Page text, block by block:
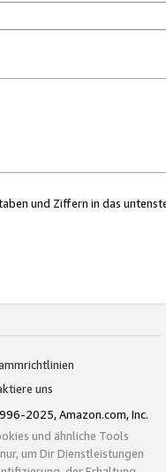
und Ziffern in das
uns
2025, Amazon.com, Inc.
und ähnliche Tools
um Dir Dienstleistungen